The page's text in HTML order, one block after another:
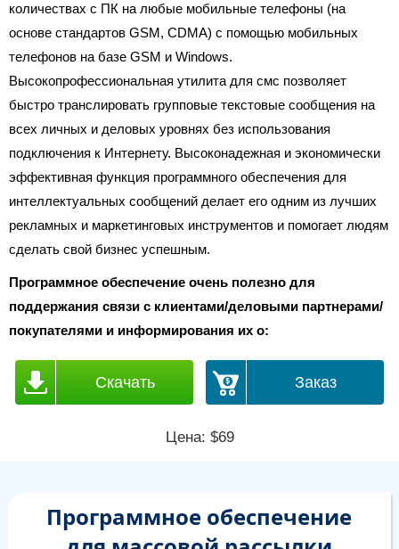
количествах с ПК на любые мобильные телефоны (на
основе стандартов GSM, CDMA) с помощью мобильных
телефонов на базе GSM и Windows.
Высокопрофессиональная утилита для смс позволяет
быстро транслировать групповые текстовые сообщения на
всех личных и деловых уровнях без использования
подключения к Интернету. Высоконадежная и экономически
эффективная функция программного обеспечения для
интеллектуальных сообщений делает его одним из лучших
рекламных и маркетинговых инструментов и помогает людям
сделать свой бизнес успешным.
Программное обеспечение очень полезно для
поддержания связи с клиентами/деловыми партнерами/
покупателями и информирования их о:
Скачать Заказ
Цена: $69
Программное обеспечение